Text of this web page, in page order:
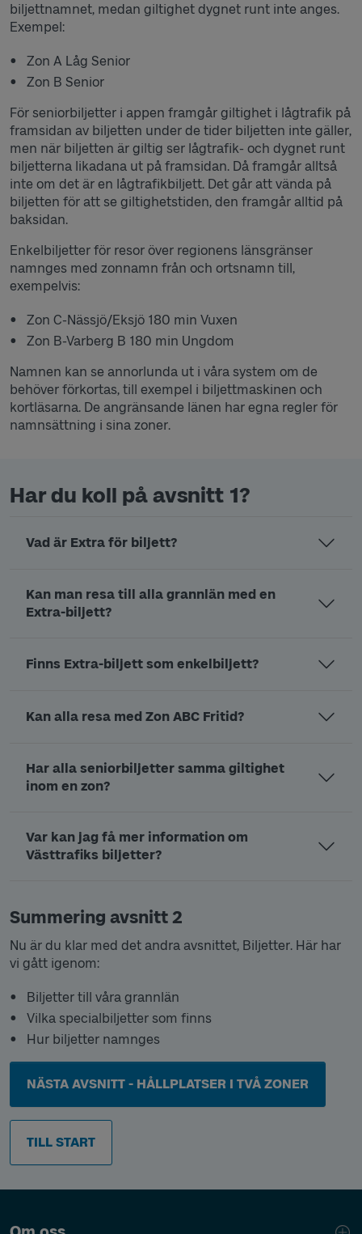
biljettnamnet, medan giltighet dygnet runt inte anges.
Exempel:
Zon A Låg Senior
Zon B Senior
För seniorbiljetter i appen framgår giltighet i lågtrafik på
framsidan av biljetten under de tider biljetten inte gäller,
men när biljetten är giltig ser lågtrafik- och dygnet runt
biljetterna likadana ut på framsidan. Då framgår alltså
inte om det är en lågtrafikbiljett. Det går att vända på
biljetten för att se giltighetstiden, den framgår alltid på
baksidan.
Enkelbiljetter för resor över regionens länsgränser
namnges med zonnamn från och ortsnamn till,
exempelvis:
Zon C-Nässjö/Eksjö 180 min Vuxen
Zon B-Varberg B 180 min Ungdom
Namnen kan se annorlunda ut i våra system om de
behöver förkortas, till exempel i biljettmaskinen och
kortläsarna. De angränsande länen har egna regler för
namnsättning i sina zoner.
Har du koll på avsnitt 1?
Vad är Extra för biljett?
Kan man resa till alla grannlän med en
Extra-biljett?
Finns Extra-biljett som enkelbiljett?
Kan alla resa med Zon ABC Fritid?
Har alla seniorbiljetter samma giltighet
inom en zon?
Var kan jag få mer information om
Västtrafiks biljetter?
Summering avsnitt 2
Nu är du klar med det andra avsnittet, Biljetter. Här har
vi gått igenom:
Biljetter till våra grannlän
Vilka specialbiljetter som finns
Hur biljetter namnges
NÄSTA AVSNITT - HÅLLPLATSER I TVÅ ZONER
TILL START
Sidfotsnavigering